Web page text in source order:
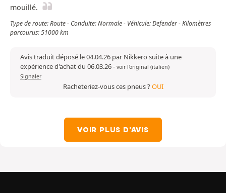
mouillé.
Type de route: Route - Conduite: Normale - Véhicule: Defender - Kilomètres
parcourus: 51000 km
Avis traduit déposé le 04.04.26 par Nikkero suite à une
expérience d'achat du 06.03.26- voir l'original (italien)
Signaler
Racheteriez-vous ces pneus ?OUI
VOIR PLUS D'AVIS